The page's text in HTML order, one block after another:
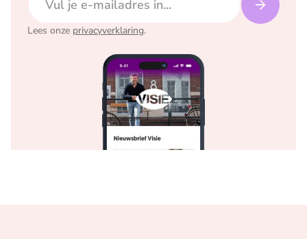
Lees onze privacyverklaring.